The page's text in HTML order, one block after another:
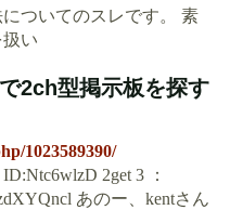
ついてのスレです。 素
い
2ch型掲示板を探す
1023589390/
2get 3 ：
あのー、kentさん